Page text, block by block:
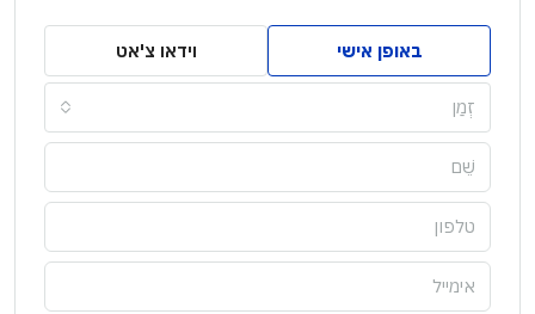
באופן אישי וידאו צ'אט
זְמַן